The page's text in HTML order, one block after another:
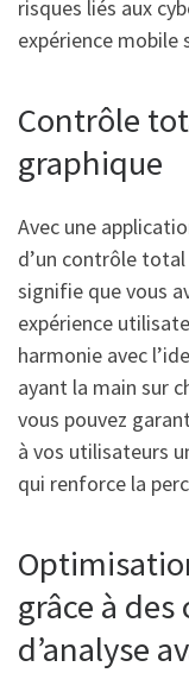
risques liés aux
expérience mobile
Contrôle
graphique
Avec une
d’un contrôle
signifie que vous
expérience
harmonie avec
ayant la main sur
vous pouvez
à vos utilisateurs
qui renforce la
grâce à
d’analyse